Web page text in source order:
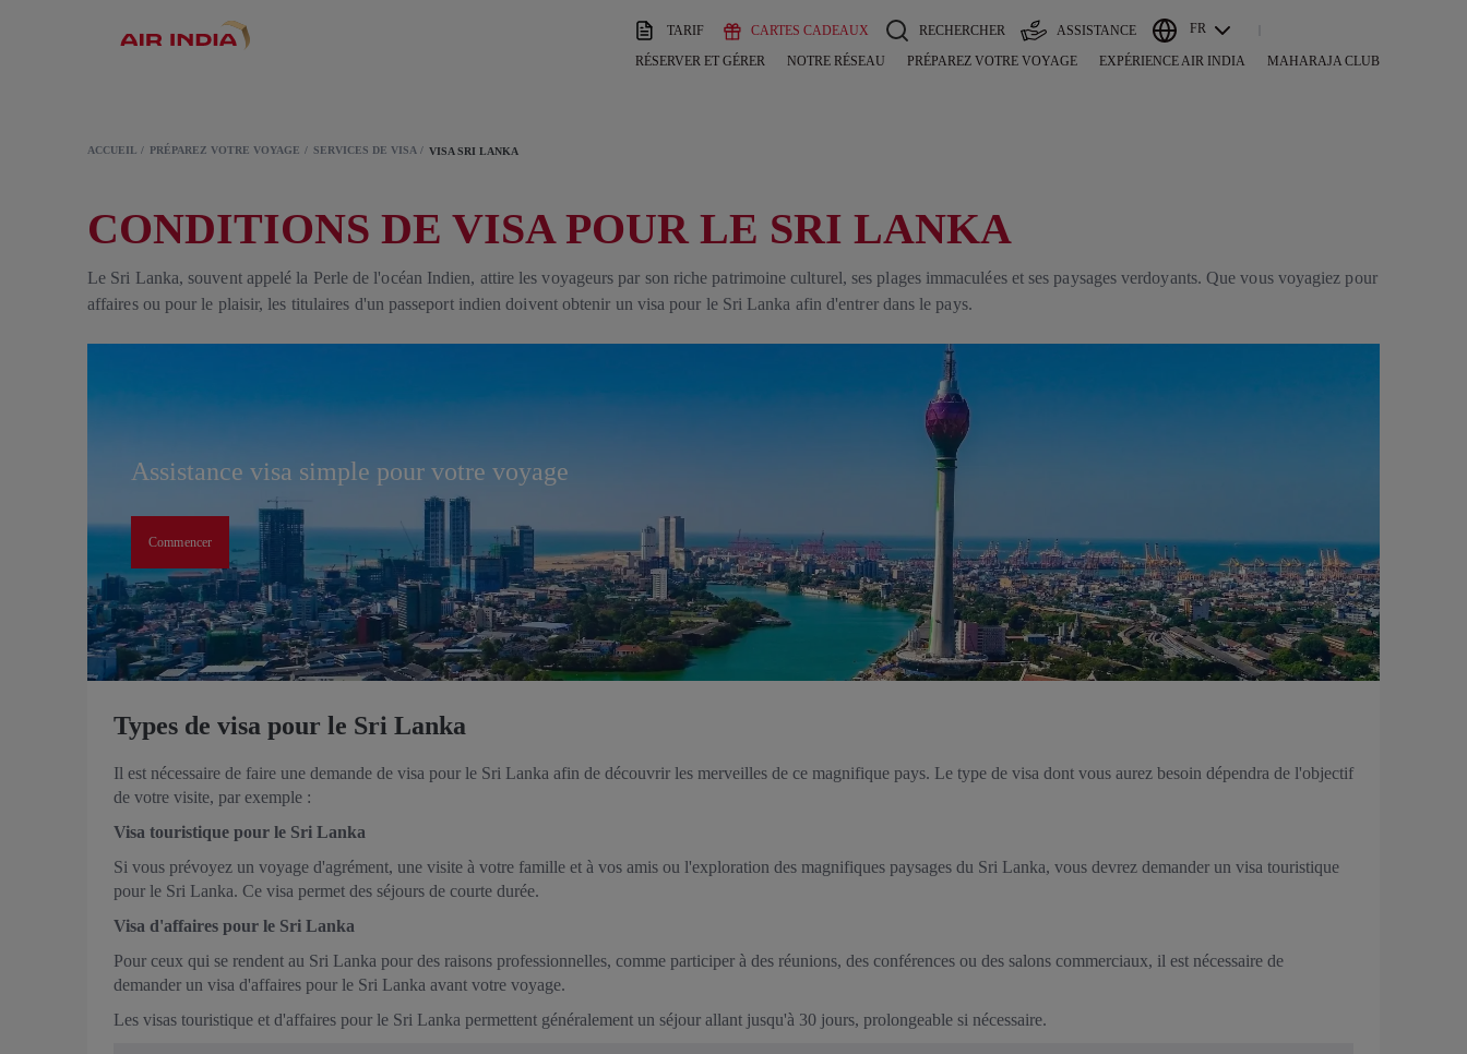
TARIF CARTES CADEAUX RECHERCHER ASSISTANCE FR
RÉSERVER ET GÉRER NOTRE RÉSEAU PRÉPAREZ VOTRE VOYAGE EXPÉRIENCE AIR INDIA MAHARAJA CLUB
ACCUEIL PRÉPAREZ VOTRE VOYAGE SERVICES DE VISA VISA SRI LANKA
CONDITIONS DE VISA POUR LE SRI LANKA
Le Sri Lanka, souvent appelé la Perle de l'océan Indien, attire les voyageurs par son riche patrimoine culturel, ses plages immaculées et ses paysages verdoyants. Que vous voyagiez pour
affaires ou pour le plaisir, les titulaires d'un passeport indien doivent obtenir un visa pour le Sri Lanka afin d'entrer dans le pays.
Assistance visa simple pour votre voyage
Commencer
Types de visa pour le Sri Lanka
Il est nécessaire de faire une demande de visa pour le Sri Lanka afin de découvrir les merveilles de ce magnifique pays. Le type de visa dont vous aurez besoin dépendra de l'objectif
de votre visite, par exemple :
Visa touristique pour le Sri Lanka
Si vous prévoyez un voyage d'agrément, une visite à votre famille et à vos amis ou l'exploration des magnifiques paysages du Sri Lanka, vous devrez demander un visa touristique
pour le Sri Lanka. Ce visa permet des séjours de courte durée.
Visa d'affaires pour le Sri Lanka
Pour ceux qui se rendent au Sri Lanka pour des raisons professionnelles, comme participer à des réunions, des conférences ou des salons commerciaux, il est nécessaire de
demander un visa d'affaires pour le Sri Lanka avant votre voyage.
Les visas touristique et d'affaires pour le Sri Lanka permettent généralement un séjour allant jusqu'à 30 jours, prolongeable si nécessaire.